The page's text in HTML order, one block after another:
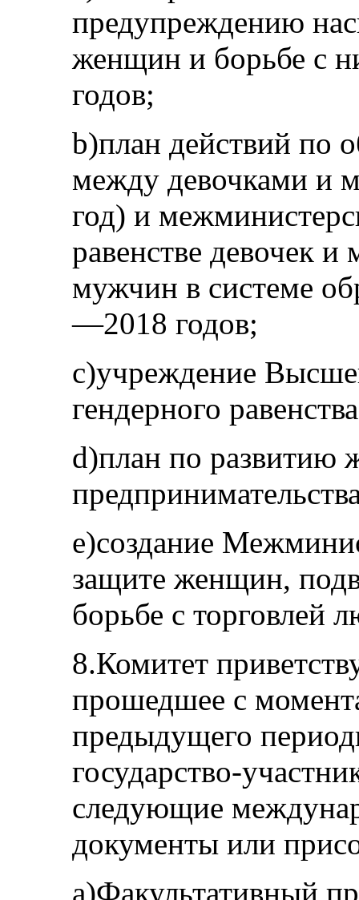
предупреждению
женщин и борьбе с
годов;
b)план действий по
между девочками и
год) и
равенстве девочек
мужчин в системе
—2018 годов;
c)учреждение
гендерного
d)план по развитию
e)создание
защите женщин,
борьбе с торговлей
8.Комитет
прошедшее с
предыдущего
государство-
следующие
документы или
a)Факультативный